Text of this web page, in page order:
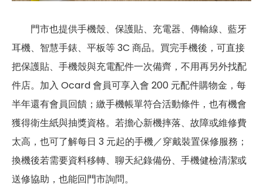
門市也提供手機殼、保護貼、充電器、傳輸線、藍牙
耳機、智慧手錶、平板等 3C 商品。買完手機後，可直接
把保護貼、手機殼與充電配件一次備齊，不用再另外找配
件店。加入 Ocard 會員可享入會 200 元配件購物金，每
半年還有會員回饋；繳手機帳單符合活動條件，也有機會
獲得衛生紙與抽獎資格。若擔心新機摔落、故障或維修費
太高，也可了解每日 3 元起的手機／穿戴裝置保修服務；
換機後若需要資料移轉、聊天紀錄備份、手機健檢清潔或
送修協助，也能回門市詢問。